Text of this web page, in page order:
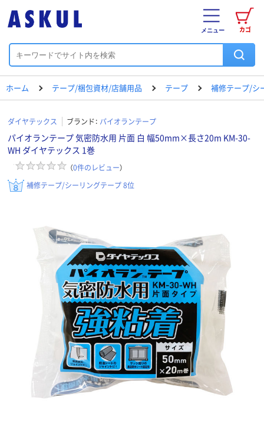
カゴ
メニュー
ホーム テープ/梱包資材/店舗用品 テープ 補修テープ/シ
ダイヤテックス ブランド： パイオランテープ
パイオランテープ 気密防水用 片面 白 幅50mm×長さ20m KM-30-
WH ダイヤテックス 1巻
（0件のレビュー）
補修テープ/シーリングテープ 8位